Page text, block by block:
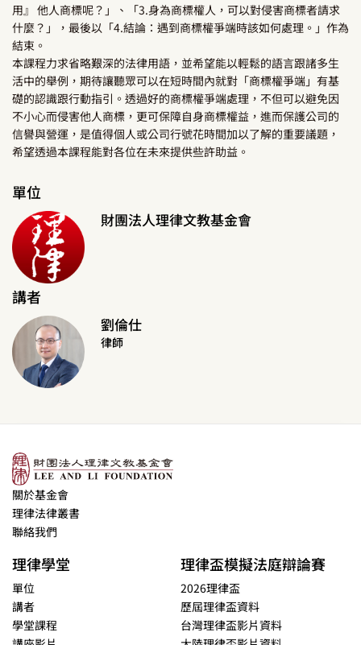
用』 他人商標呢？」、「3.身為商標權人，可以對侵害商標者請求
什麼？」，最後以「4.結論：遇到商標權爭端時該如何處理。」作為
結束。
本課程力求省略艱深的法律用語，並希望能以輕鬆的語言跟諸多生
活中的舉例，期待讓聽眾可以在短時間內就對「商標權爭端」有基
礎的認識跟行動指引。透過好的商標權爭端處理，不但可以避免因
不小心而侵害他人商標，更可保障自身商標權益，進而保護公司的
信譽與營運，是值得個人或公司行號花時間加以了解的重要議題，
希望透過本課程能對各位在未來提供些許助益。
單位
財團法人理律文教基金會
講者
劉倫仕
律師
關於基金會
理律法律叢書
聯絡我們
理律學堂
單位
講者
學堂課程
理律盃模擬法庭辯論賽
2026理律盃
歷屆理律盃資料
台灣理律盃影片資料